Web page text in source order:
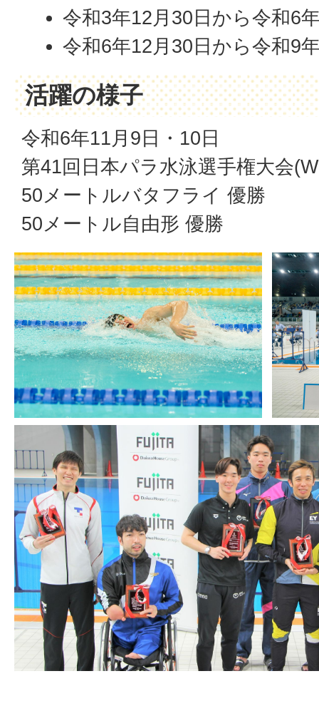
令和3年12月30日から令和6
令和6年12月30日から令和9
活躍の様子
令和6年11月9日・10日
第41回日本パラ水泳選手権大会
50メートルバタフライ 優勝
50メートル自由形 優勝